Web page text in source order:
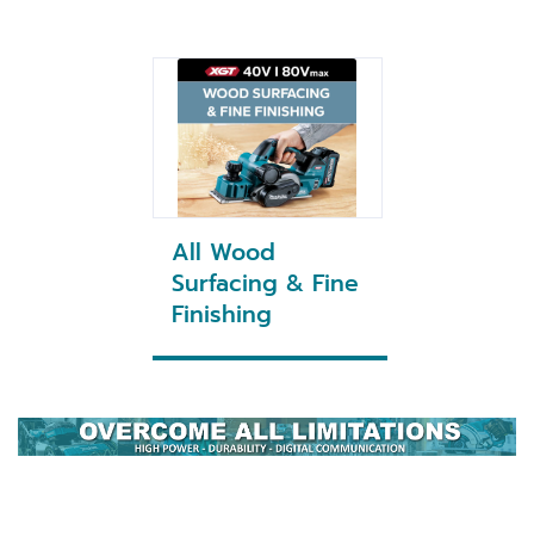
All Wood
Surfacing & Fine
Finishing